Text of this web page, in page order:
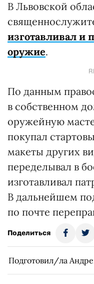
В Львовской
изготавливал и
оружие.
По данным
в собственном
оружейную
покупал
макеты других
переделывал в
изготавливал
В дальнейшем
по почте
Поделиться
Подготовил/ла